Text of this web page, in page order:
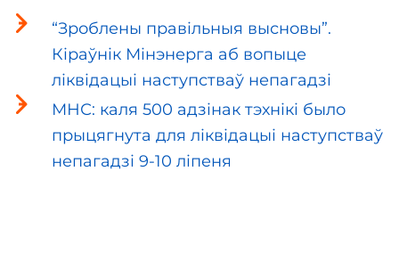
“Зроблены правільныя высновы”.
Кіраўнік Мінэнерга аб вопыце
ліквідацыі наступстваў непагадзі
МНС: каля 500 адзінак тэхнікі было
прыцягнута для ліквідацыі наступстваў
непагадзі 9-10 ліпеня